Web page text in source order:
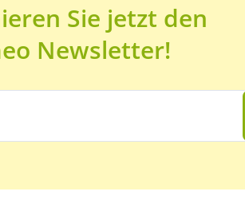
Sie jetzt den
Newsletter!